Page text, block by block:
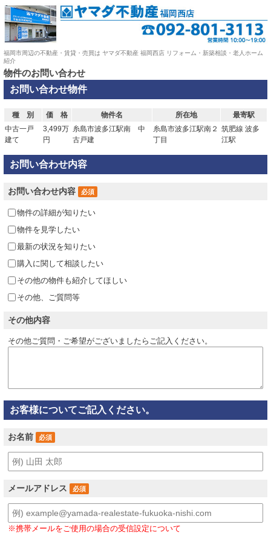
福岡市周辺の不動産・賃貸・売買は ヤマダ不動産 福岡西店 リフォーム・新築相談・老人ホーム
紹介
物件のお問い合わせ
お問い合わせ物件
種 別 価 格 物件名 所在地
最寄駅
中古一戸
建て
3,499万
円
糸島市波多江駅南 中
古戸建
糸島市波多江駅南２
丁目
筑肥線 波多
江駅
お問い合わせ内容
お問い合わせ内容 必須
物件の詳細が知りたい
物件を見学したい
最新の状況を知りたい
購入に関して相談したい
その他の物件も紹介してほしい
その他、ご質問等
その他内容
その他ご質問・ご希望がございましたらご記入ください。
お客様についてご記入ください。
お名前 必須
メールアドレス 必須
※携帯メールをご使用の場合の受信設定について